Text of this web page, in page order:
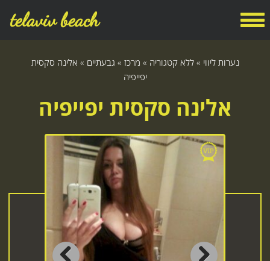
telaviv beach
נערות ליווי »ללא קטגוריה » מרכז » גבעתיים » אלינה סקסית
יפייפיה
אלינה סקסית יפייפיה